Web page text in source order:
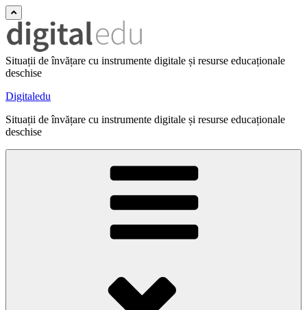
Situații de învățare cu instrumente digitale și resurse educaționale
deschise
Digitaledu
Situații de învățare cu instrumente digitale și resurse educaționale
deschise